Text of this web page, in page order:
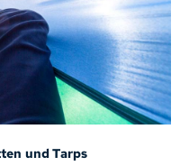
und Tarps